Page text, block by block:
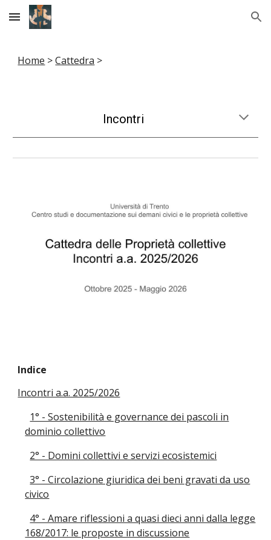
Skip to main content Skip to navigation
Home >Cattedra >
Incontri
Indice
Incontri a.a. 2025/2026
1° - Sostenibilità e governance dei pascoli in
dominio collettivo
2° - Domini collettivi e servizi ecosistemici
3° - Circolazione giuridica dei beni gravati da uso
civico
4° - Amare riflessioni a quasi dieci anni dalla legge
168/2017: le proposte in discussione